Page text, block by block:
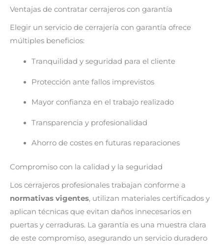
Ventajas de contratar cerrajeros con garantía
Elegir un servicio de cerrajería con garantía ofrece
múltiples beneficios:
Tranquilidad y seguridad para el cliente
Protección ante fallos imprevistos
Mayor confianza en el trabajo realizado
Transparencia y profesionalidad
Ahorro de costes en futuras reparaciones
Compromiso con la calidad y la seguridad
Los cerrajeros profesionales trabajan conforme a
normativas vigentes, utilizan materiales certificados y
aplican técnicas que evitan daños innecesarios en
puertas y cerraduras. La garantía es una muestra clara
de este compromiso, asegurando un servicio duradero